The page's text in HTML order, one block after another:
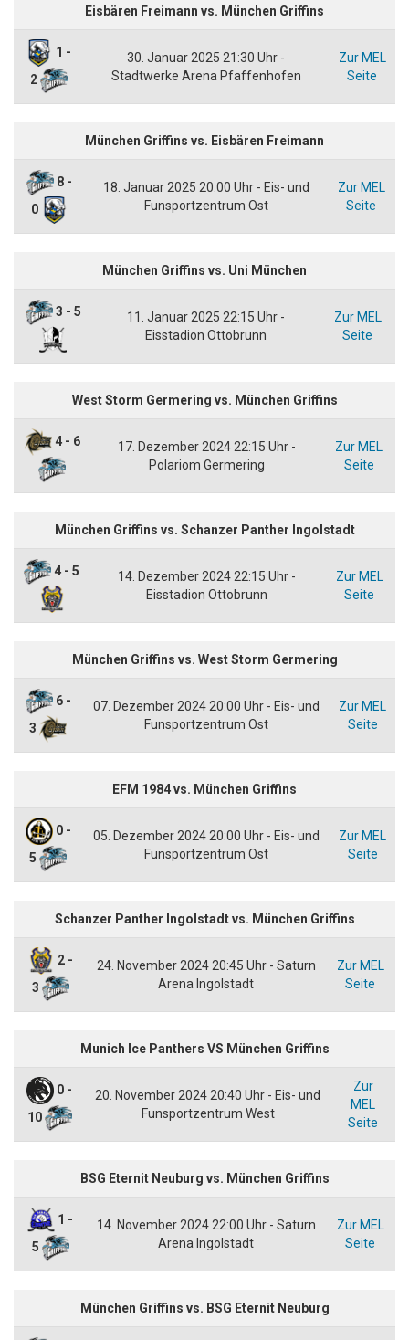
Eisbären Freimann vs. München Griffins
1 -
2
30. Januar 2025 21:30 Uhr -
Stadtwerke Arena Pfaffenhofen
Zur MEL
Seite
München Griffins vs. Eisbären Freimann
8 -
0
18. Januar 2025 20:00 Uhr - Eis- und
Funsportzentrum Ost
Zur MEL
Seite
München Griffins vs. Uni München
3 - 5
11. Januar 2025 22:15 Uhr -
Eisstadion Ottobrunn
Zur MEL
Seite
West Storm Germering vs. München Griffins
4 - 6
17. Dezember 2024 22:15 Uhr -
Polariom Germering
Zur MEL
Seite
München Griffins vs. Schanzer Panther Ingolstadt
4 - 5
14. Dezember 2024 22:15 Uhr -
Eisstadion Ottobrunn
Zur MEL
Seite
München Griffins vs. West Storm Germering
6 -
3
07. Dezember 2024 20:00 Uhr - Eis- und
Funsportzentrum Ost
Zur MEL
Seite
EFM 1984 vs. München Griffins
0 -
5
05. Dezember 2024 20:00 Uhr - Eis- und
Funsportzentrum Ost
Zur MEL
Seite
Schanzer Panther Ingolstadt vs. München Griffins
2 -
3
24. November 2024 20:45 Uhr - Saturn
Arena Ingolstadt
Zur MEL
Seite
Munich Ice Panthers VS München Griffins
0 -
10
20. November 2024 20:40 Uhr - Eis- und
Funsportzentrum West
Zur
MEL
Seite
BSG Eternit Neuburg vs. München Griffins
1 -
5
14. November 2024 22:00 Uhr - Saturn
Arena Ingolstadt
Zur MEL
Seite
München Griffins vs. BSG Eternit Neuburg